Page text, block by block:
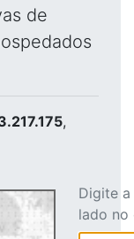
de
,
Digite
lado no